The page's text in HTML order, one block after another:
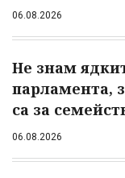
06.08.2026
Не знам
парламента,
са за
06.08.2026